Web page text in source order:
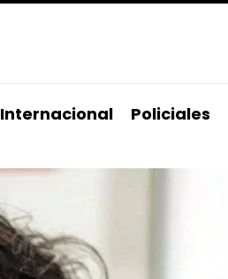
Internacional Policiales